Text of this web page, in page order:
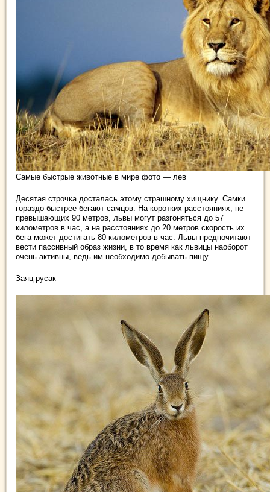
Самые быстрые животные в мире фото — лев
Десятая строчка досталась этому страшному хищнику. Самки
гораздо быстрее бегают самцов. На коротких расстояниях, не
превышающих 90 метров, львы могут разгоняться до 57
километров в час, а на расстояниях до 20 метров скорость их
бега может достигать 80 километров в час. Львы предпочитают
вести пассивный образ жизни, в то время как львицы наоборот
очень активны, ведь им необходимо добывать пищу.
Заяц-русак